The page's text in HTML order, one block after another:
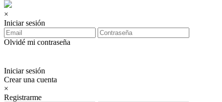
×
Iniciar sesión
Olvidé mi contraseña
Iniciar sesión
Crear una cuenta
×
Registrarme